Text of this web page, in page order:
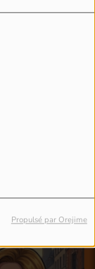
Propulsé par Orejime